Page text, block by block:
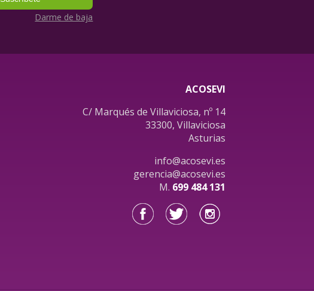
Darme de baja
ACOSEVI
C/ Marqués de Villaviciosa, nº 14
33300, Villaviciosa
Asturias
info@acosevi.es
gerencia@acosevi.es
M. 699 484 131